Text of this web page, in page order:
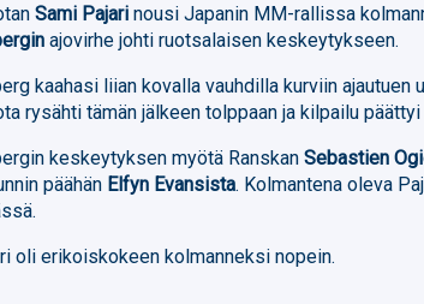
Sami Pajari nousi Japanin MM-rallissa
ajovirhe johti ruotsalaisen keskeytykseen.
kaahasi liian kovalla vauhdilla kurviin ajautuen
rysähti tämän jälkeen tolppaan ja kilpailu
keskeytyksen myötä RanskanSebastien
päähän Elfyn Evansista. Kolmantena oleva
oli erikoiskokeen kolmanneksi nopein.